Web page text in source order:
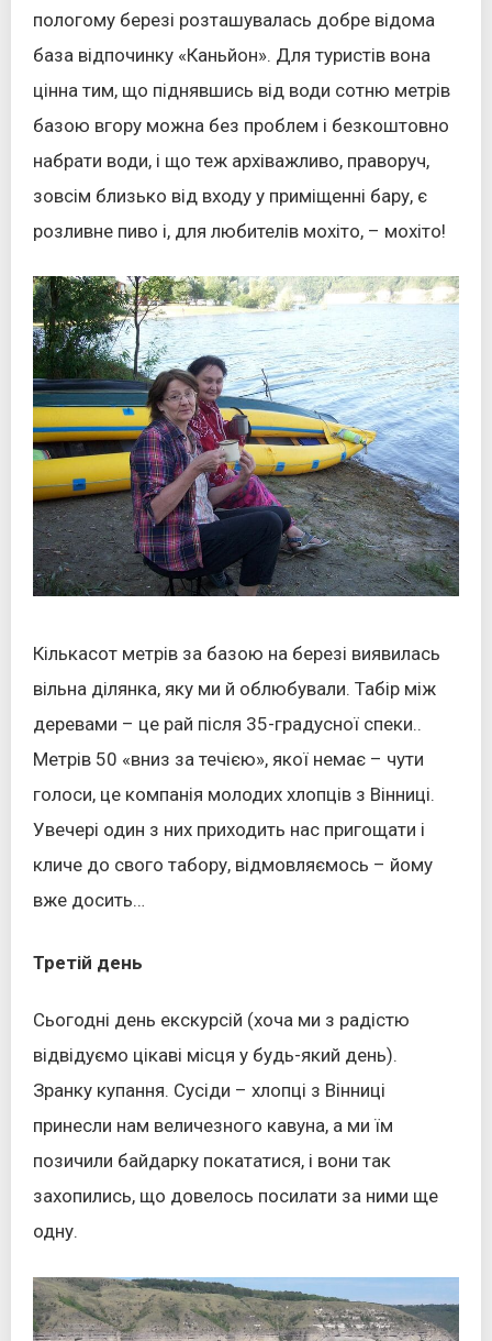
пологому березі розташувалась добре відома
база відпочинку «Каньйон». Для туристів вона
цінна тим, що піднявшись від води сотню метрів
базою вгору можна без проблем і безкоштовно
набрати води, і що теж архіважливо, праворуч,
зовсім близько від входу у приміщенні бару, є
розливне пиво і, для любителів мохіто, – мохіто!
Кількасот метрів за базою на березі виявилась
вільна ділянка, яку ми й облюбували. Табір між
деревами – це рай після 35-градусної спеки..
Метрів 50 «вниз за течією», якої немає – чути
голоси, це компанія молодих хлопців з Вінниці.
Увечері один з них приходить нас пригощати і
кличе до свого табору, відмовляємось – йому
вже досить…
Третій день
Сьогодні день екскурсій (хоча ми з радістю
відвідуємо цікаві місця у будь-який день).
Зранку купання. Сусіди – хлопці з Вінниці
принесли нам величезного кавуна, а ми їм
позичили байдарку покататися, і вони так
захопились, що довелось посилати за ними ще
одну.